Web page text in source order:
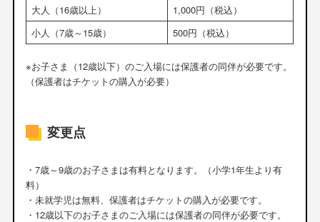
大人（16歳以上）
1,000円（税込）
小人（7歳～15歳）
500円（税込）
※お子さま（12歳以下）のご入場には保護者の同伴が必要です。
（保護者はチケットの購入が必要）
変更点
・7歳～9歳のお子さまは有料となります。（小学1年生より有
料）
・未就学児は無料、保護者はチケットの購入が必要です。
・12歳以下のお子さまのご入場には保護者の同伴が必要です。